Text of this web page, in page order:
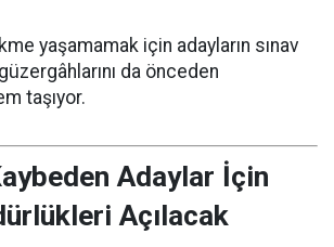
yaşamamak için adayların sınav
da önceden
taşıyor.
Adaylar İçin
Açılacak